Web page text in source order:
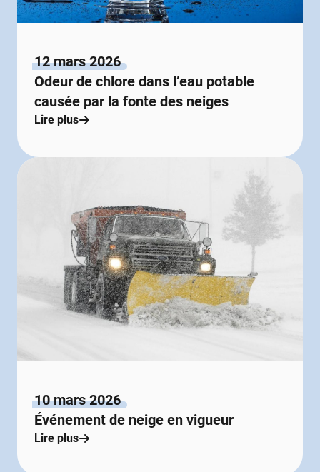
12 mars 2026
Odeur de chlore dans l’eau potable
causée par la fonte des neiges
Lire plus
10 mars 2026
Événement de neige en vigueur
Lire plus